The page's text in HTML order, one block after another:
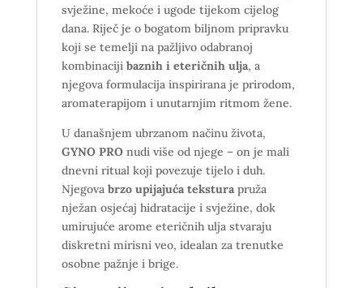
svježine, mekoće i ugode tijekom cijelog
dana. Riječ je o bogatom biljnom pripravku
koji se temelji na pažljivo odabranoj
kombinaciji baznih i eteričnih ulja, a
njegova formulacija inspirirana je prirodom,
aromaterapijom i unutarnjim ritmom žene.
U današnjem ubrzanom načinu života,
GYNO PROnudi više od njege – on je mali
dnevni ritual koji povezuje tijelo i duh.
Njegova brzo upijajuća teksturapruža
nježan osjećaj hidratacije i svježine, dok
umirujuće arome eteričnih ulja stvaraju
diskretni mirisni veo, idealan za trenutke
osobne pažnje i brige.